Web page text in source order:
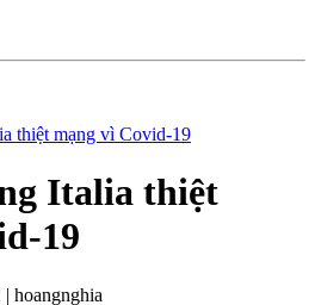
thiệt mạng vì Covid-19
Italia thiệt
19
| hoangnghia